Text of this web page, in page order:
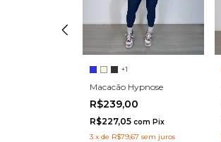
+1
Macacão Hypnose
R$239,00
R$227,05 com Pix
3 x de R$79,67 sem juros